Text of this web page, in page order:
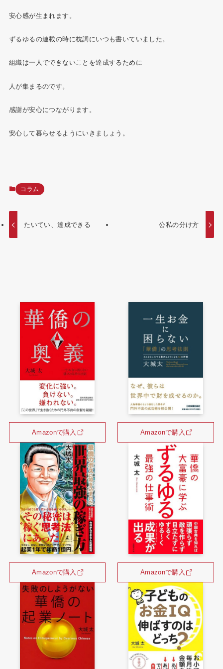
安心感が生まれます。
ずるゆるの連載の時に枕詞にいつも書いていました。
組織は一人でできないことを達成するために
人が集まるのです。
感謝が安心につながります。
安心して暮らせるようにいきましょう。
コラム
たいてい、達成できる 公私の分け方
Amazonで購入 Amazonで購入
Amazonで購入 Amazonで購入